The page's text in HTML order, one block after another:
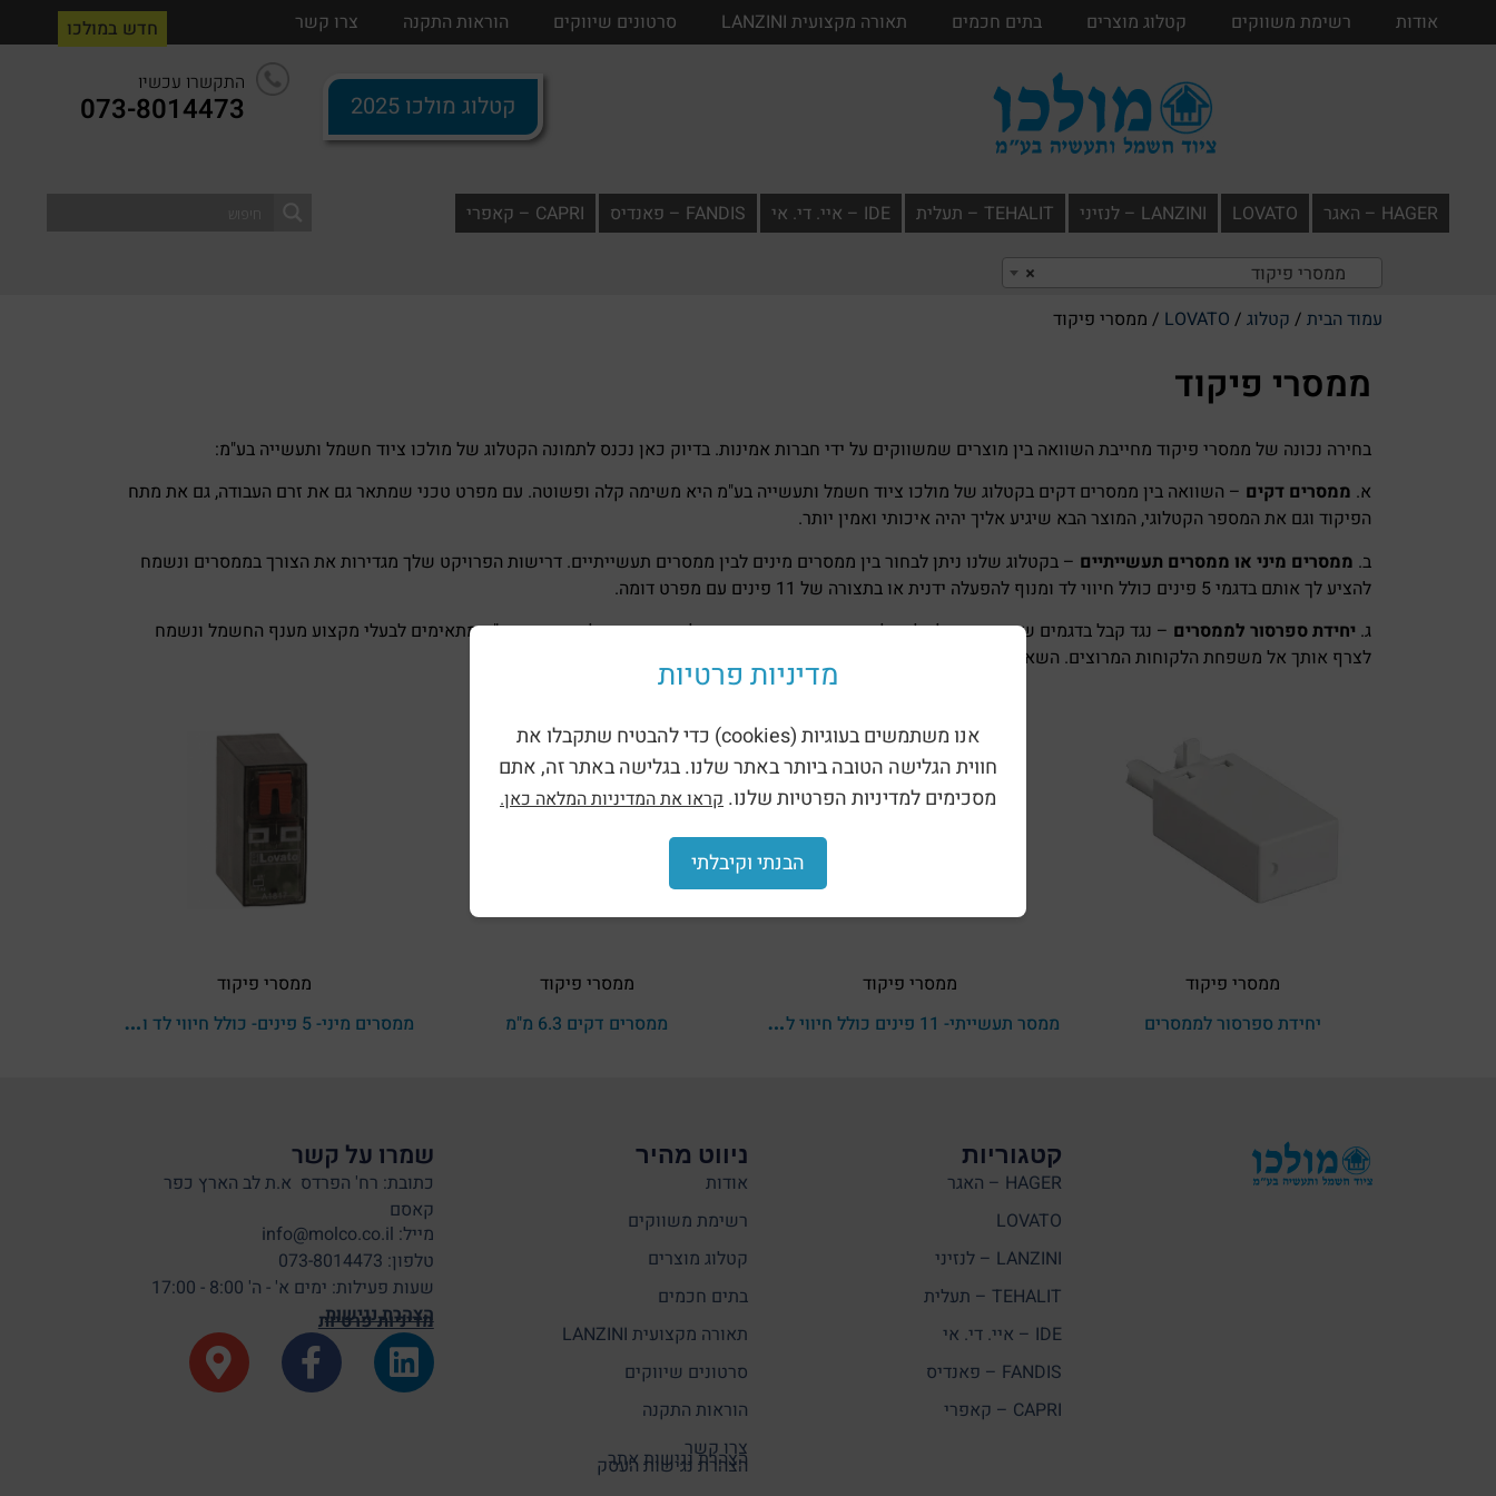
מדיניות פרטיות
אנו משתמשים בעוגיות (cookies) כדי להבטיח שתקבלו את
חווית הגלישה הטובה ביותר באתר שלנו. בגלישה באתר זה, אתם
מסכימים למדיניות הפרטיות שלנו. קראו את המדיניות המלאה כאן.
הבנתי וקיבלתי
אודות רשימת משווקים קטלוג מוצרים בתים חכמים תאורה מקצועית LANZINI סרטונים שיווקים הוראות התקנה צרו קשר חדש במולכו
קטלוג מולכו 2025
התקשרו עכשיו
073-8014473
HAGER – האגר LOVATO LANZINI – לנזיני TEHALIT – תעלית IDE – איי. די. אי FANDIS – פאנדיס CAPRI – קאפרי
אודות רשימת משווקים קטלוג מוצרים בתים חכמים תאורה מקצועית LANZINI סרטונים שיווקים הוראות התקנה
0
×
ממסרי פיקוד
עמוד הבית / קטלוג /
LOVATO / ממסרי פיקוד
ממסרי פיקוד
בחירה נכונה של ממסרי פיקוד מחייבת השוואה בין מוצרים שמשווקים על ידי חברות אמינות. בדיוק כאן נכנס לתמונה הקטלוג של מולכו ציוד חשמל ותעשייה בע"מ:
א. ממסרים דקים – השוואה בין ממסרים דקים בקטלוג של מולכו ציוד חשמל ותעשייה בע"מ היא משימה קלה ופשוטה. עם מפרט טכני שמתאר גם את זרם העבודה, גם את מתח
הפיקוד וגם את המספר הקטלוגי, המוצר הבא שיגיע אליך יהיה איכותי ואמין יותר.
ב. ממסרים מיני או ממסרים תעשייתיים – בקטלוג שלנו ניתן לבחור בין ממסרים מינים לבין ממסרים תעשייתיים. דרישות הפרויקט שלך מגדירות את הצורך בממסרים ונשמח
להציע לך אותם בדגמי 5 פינים כולל חיווי לד ומנוף להפעלה ידנית או בתצורה של 11 פינים עם מפרט דומה.
ג. יחידת ספרסור לממסרים – נגד קבל בדגמים שונים יסייע לך להשלים את הפרויקט. מוצרי מולכו ציוד חשמל ותעשייה בע"מ מתאימים לבעלי מקצוע מענף החשמל ונשמח
לצרף אותך אל משפחת הלקוחות המרוצים. השארת פרטים באתר ונעמוד לרשותך בהקדם!
ממסרי פיקוד
יחידת ספרסור לממסרים
ממסרי פיקוד
מ
מסר תעשייתי- 11 פינים כולל חיווי לד ומנוף להפעלה ידנית 4C/O
ממסרי פיקוד
ממסרים דקים 6.3 מ"מ
ממסרי פיקוד
מ
מסרים מיני- 5 פינים- כולל חיווי לד ומנוף להפעלה ידנית 2C/O
קטגוריות
HAGER – האגר
LOVATO
LANZINI – לנזיני
TEHALIT – תעלית
IDE – איי. די. אי
FANDIS – פאנדיס
CAPRI – קאפרי
ניווט מהיר
אודות
רשימת משווקים
קטלוג מוצרים
בתים חכמים
תאורה מקצועית LANZINI
סרטונים שיווקים
הוראות התקנה
צרו קשר
הצהרת נגישות אתר
הצהרת נגישות העסק
שמרו על קשר
כתובת: רח' הפרדס א.ת לב הארץ כפר
קאסם
מייל: info@molco.co.il
טלפון: 073-8014473
שעות פעילות: ימים א' - ה' 8:00 - 17:00
הצהרת נגישות
מדיניות פרטיות